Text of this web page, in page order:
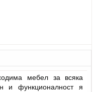
мебел за всяка
и функционалност я